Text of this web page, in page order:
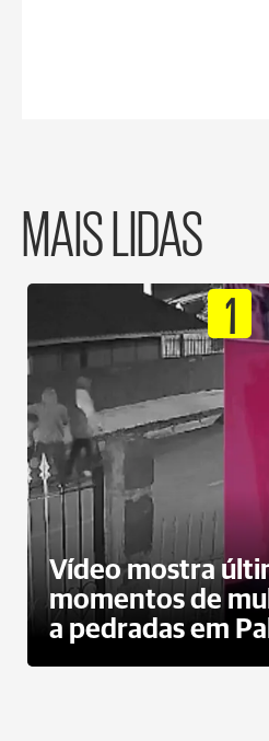
MAIS LIDAS
1
Vídeo mostra
momentos de
a pedradas em